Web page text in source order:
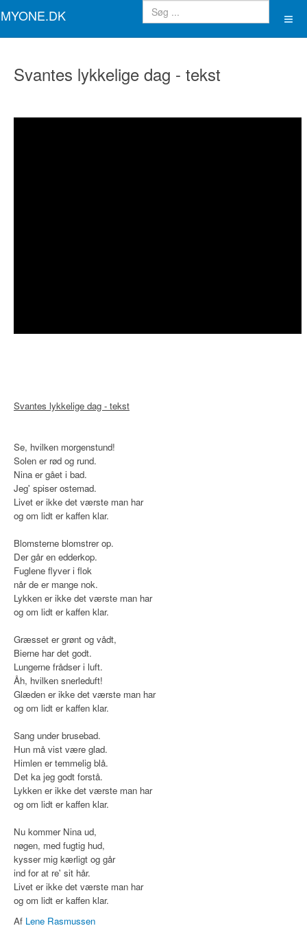
MYONE.DK
Svantes lykkelige dag - tekst
Svantes lykkelige dag - tekst
Se, hvilken morgenstund!
Solen er rød og rund.
Nina er gået i bad.
Jeg' spiser ostemad.
Livet er ikke det værste man har
og om lidt er kaffen klar.
Blomsterne blomstrer op.
Der går en edderkop.
Fuglene flyver i flok
når de er mange nok.
Lykken er ikke det værste man har
og om lidt er kaffen klar.
Græsset er grønt og vådt,
Bierne har det godt.
Lungerne frådser i luft.
Åh, hvilken snerleduft!
Glæden er ikke det værste man har
og om lidt er kaffen klar.
Sang under brusebad.
Hun må vist være glad.
Himlen er temmelig blå.
Det ka jeg godt forstå.
Lykken er ikke det værste man har
og om lidt er kaffen klar.
Nu kommer Nina ud,
nøgen, med fugtig hud,
kysser mig kærligt og går
ind for at re' sit hår.
Livet er ikke det værste man har
og om lidt er kaffen klar.
Af Lene Rasmussen